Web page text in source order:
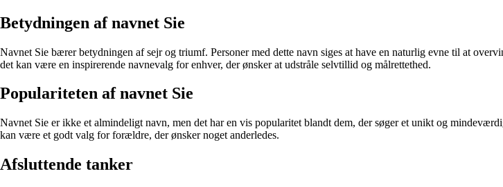
Betydningen af navnet Sie
Navnet Sie bærer betydningen af sejr og triumf. Personer med dette navn siges at have en naturlig evne til at
det kan være en inspirerende navnevalg for enhver, der ønsker at udstråle selvtillid og målrettethed.
Populariteten af navnet Sie
Navnet Sie er ikke et almindeligt navn, men det har en vis popularitet blandt dem, der søger et unikt og
kan være et godt valg for forældre, der ønsker noget anderledes.
Afsluttende tanker